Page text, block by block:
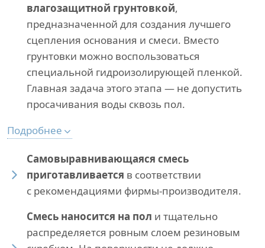
влагозащитной грунтовкой,
предназначенной для создания лучшего
сцепления основания и смеси. Вместо
грунтовки можно воспользоваться
специальной гидроизолирующей пленкой.
Главная задача этого этапа — не допустить
просачивания воды сквозь пол.
Подробнее
Самовыравнивающаяся смесь
приготавливается в соответствии
с рекомендациями фирмы-производителя.
Смесь наносится на пол и тщательно
распределяется ровным слоем резиновым